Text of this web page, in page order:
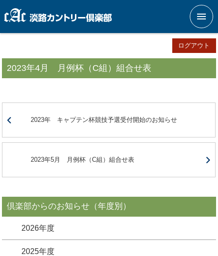
メニ
ログアウト
2023年4月 月例杯（C組）組合せ表
2023年 キャプテン杯競技予選受付開始のお知らせ
2023年5月 月例杯（C組）組合せ表
倶楽部からのお知らせ（年度別）
2026年度
2025年度